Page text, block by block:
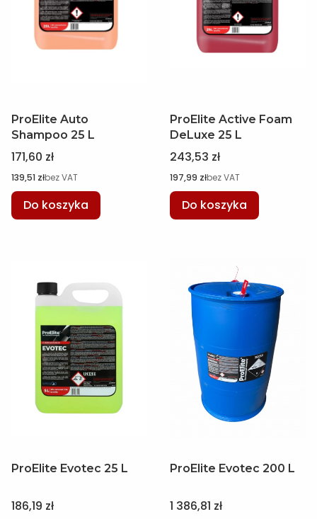
ProElite Auto
Shampoo 25 L
Cena
171,60 zł
Cena
139,51 złbez VAT
Do koszyka
ProElite Active Foam
DeLuxe 25 L
Cena
243,53 zł
Cena
197,99 złbez VAT
Do koszyka
ProElite Evotec 25 L
Cena
186,19 zł
ProElite Evotec 200 L
Cena
1 386,81 zł